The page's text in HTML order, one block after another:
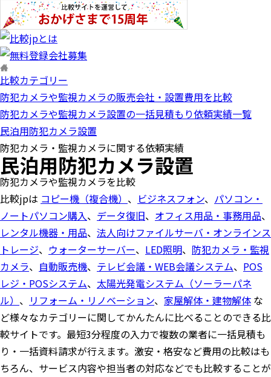
g
l
e
n
a
v
i
a
t
i
o
n
比較カテゴリー
防犯カメラや監視カメラの販売会社・設置費用を比較
防犯カメラや監視カメラ設置の一括見積もり依頼実績一覧
民泊用防犯カメラ設置
防犯カメラ・監視カメラに関する依頼実績
民泊用防犯カメラ設置
防犯カメラや監視カメラを比較
比較jpは コピー機（複合機） 、 ビジネスフォン、 パソコン・
ノートパソコン購入、 データ復旧、 オフィス用品・事務用品、
レンタル機器・用品、 法人向けファイルサーバ・オンラインス
トレージ、 ウォーターサーバー、 LED照明、 防犯カメラ・監視
カメラ、 自動販売機、 テレビ会議・WEB会議システム、 POS
レジ・POSシステム、 太陽光発電システム（ソーラーパネ
ル） 、 リフォーム・リノベーション、 家屋解体・建物解体 な
ど様々なカテゴリーに関してかんたんに比べることのできる比
較サイトです。最短3分程度の入力で複数の業者に一括見積も
り・一括資料請求が行えます。激安・格安など費用の比較はも
ちろん、サービス内容や担当者の対応などでも比較することが